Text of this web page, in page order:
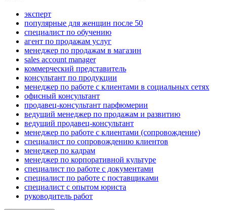
эксперт
популярные для женщин после 50
специалист по обучению
агент по продажам услуг
менеджер по продажам в магазин
sales account manager
коммерческий представитель
консультант по продукции
менеджер по работе с клиентами в социальных сетях
офисный консультант
продавец-консультант парфюмерии
ведущий менеджер по продажам и развитию
ведущий продавец-консультант
менеджер по работе с клиентами (сопровождение)
специалист по сопровождению клиентов
менеджер по кадрам
менеджер по корпоративной культуре
специалист по работе с документами
специалист по работе с поставщиками
специалист с опытом юриста
руководитель работ